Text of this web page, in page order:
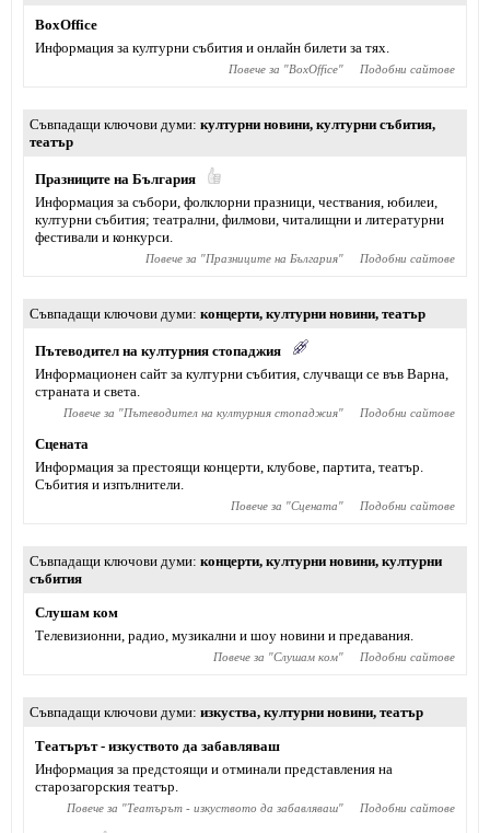
BoxOffice
Информация за културни събития и онлайн билети за тях.
Повече за "BoxOffice" Подобни сайтове
Съвпадащи ключови думи културни новини, културни събития,
театър
Празниците на България
Информация за събори, фолклорни празници, чествания, юбилеи,
културни събития; театрални, филмови, читалищни и литературни
фестивали и конкурси.
Повече за "Празниците на България" Подобни сайтове
Съвпадащи ключови думи концерти, културни новини, театър
Пътеводител на културния стопаджия
Информационен сайт за културни събития, случващи се във Варна,
страната и света.
Повече за "Пътеводител на културния стопаджия" Подобни сайтове
Сцената
Информация за престоящи концерти, клубове, партита, театър.
Събития и изпълнители.
Повече за "Сцената" Подобни сайтове
Съвпадащи ключови думи концерти, културни новини, културни
събития
Слушам ком
Телевизионни, радио, музикални и шоу новини и предавания.
Повече за "Слушам ком" Подобни сайтове
Съвпадащи ключови думи изкуства, културни новини, театър
Театърът - изкуството да забавляваш
Информация за предстоящи и отминали представления на
старозагорския театър.
Повече за "Театърът - изкуството да забавляваш" Подобни сайтове